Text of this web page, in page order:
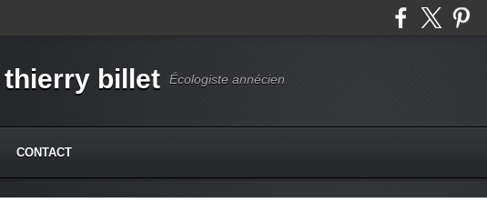
thierry billet Écologiste annécien
CONTACT